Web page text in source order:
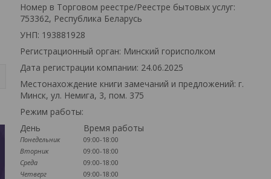
Номер в Торговом реестре/Реестре бытовых услуг:
753362, Республика Беларусь
УНП: 193881928
Регистрационный орган: Минский горисполком
Дата регистрации компании: 24.06.2025
Местонахождение книги замечаний и предложений: г.
Минск, ул. Немига, 3, пом. 375
Режим работы:
День
Время работы
Понедельник
09:00-18:00
Вторник
09:00-18:00
Среда
09:00-18:00
Четверг
09:00-18:00